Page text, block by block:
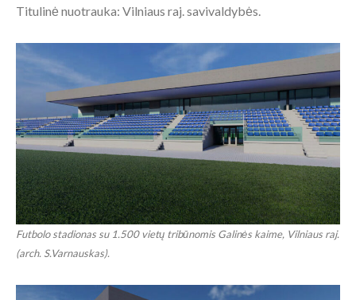
Titulinė nuotrauka: Vilniaus raj. savivaldybės.
Futbolo stadionas su 1.500 vietų tribūnomis Galinės kaime, Vilniaus raj.
(arch. S.Varnauskas).